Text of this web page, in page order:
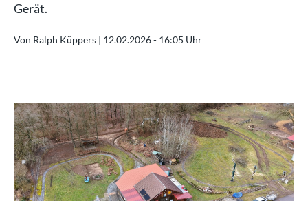
Gerät.
Von Ralph Küppers | 12.02.2026 - 16:05 Uhr